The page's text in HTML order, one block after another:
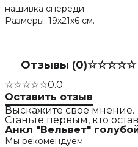
нашивка спереди.
Размеры: 19x21x6 см.
Отзывы (0)☆☆☆☆☆
☆☆☆☆☆0.0
Оставить отзыв
Выскажите свое мнение.
Станьте первым, кто
Анкл "Вельвет"
Мы рекомендуем